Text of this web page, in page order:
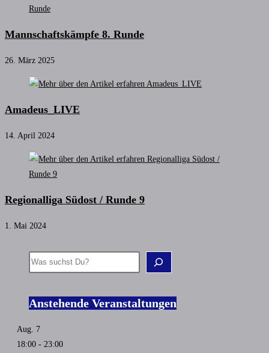
Mannschaftskämpfe 8. Runde
26. März 2025
Amadeus_LIVE
14. April 2024
Regionalliga Südost / Runde 9
1. Mai 2024
Suchen
Anstehende Veranstaltungen
Aug. 7
18:00 - 23:00